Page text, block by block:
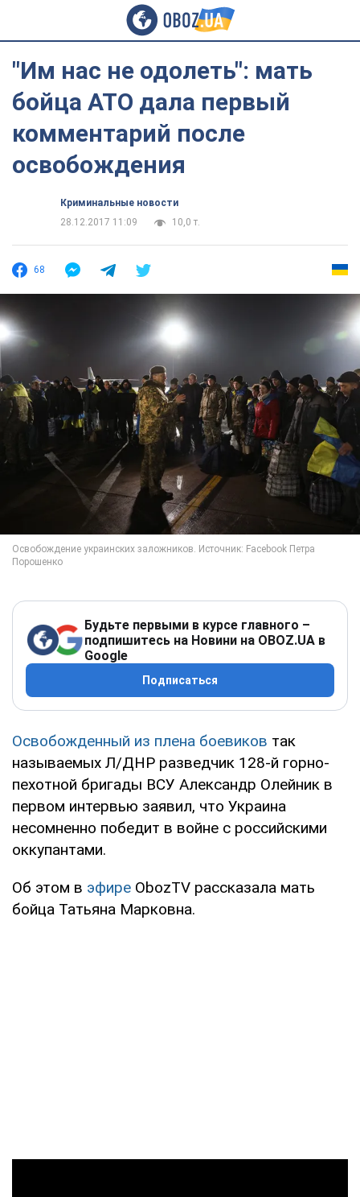
"Им нас не одолеть": мать
бойца АТО дала первый
комментарий после
освобождения
Криминальные новости
28.12.2017 11:09
10,0 т.
68
Будьте первыми в курсе главного –
подпишитесь на Новини на OBOZ.UA в
Google
Подписаться
Освобожденный из плена боевиков так
называемых Л/ДНР разведчик 128-й горно-
пехотной бригады ВСУ Александр Олейник в
первом интервью заявил, что Украина
несомненно победит в войне с российскими
оккупантами.
Об этом в эфире ObozTV рассказала мать
бойца Татьяна Марковна.